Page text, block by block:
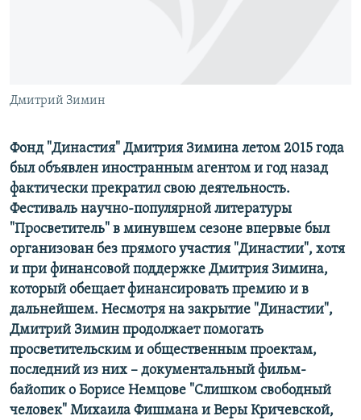
УКРАИНСКАЯ ПРОБЛЕМА КРЫМА
Дмитрий Зимин
Фонд "Династия" Дмитрия Зимина летом 2015 года
был объявлен иностранным агентом и год назад
фактически прекратил свою деятельность.
Фестиваль научно-популярной литературы
"Просветитель" в минувшем сезоне впервые был
организован без прямого участия "Династии", хотя
и при финансовой поддержке Дмитрия Зимина,
который обещает финансировать премию и в
дальнейшем. Несмотря на закрытие "Династии",
Дмитрий Зимин продолжает помогать
просветительским и общественным проектам,
последний из них – документальный фильм-
байопик о Борисе Немцове "Слишком свободный
человек" Михаила Фишмана и Веры Кричевской,